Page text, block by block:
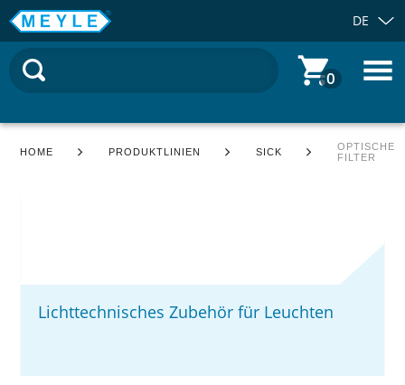
DE
0
HOME PRODUKTLINIEN SICK
OPTISCHE
FILTER
Lichttechnisches Zubehör für Leuchten